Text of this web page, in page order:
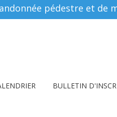
pédestre et de
BULLETIN